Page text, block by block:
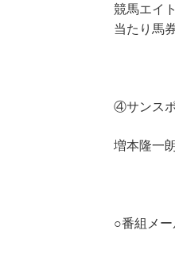
競馬エイ
当たり馬
④サンス
増本隆一
○番組メ